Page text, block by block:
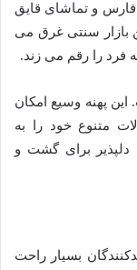
فارس و تماشای قایق
بازار سنتی غرق می
فرد را رقم می زند.
پهنه وسیع امکان
متنوع خود را به
دلپذیر برای گشت و
بسیار راحت